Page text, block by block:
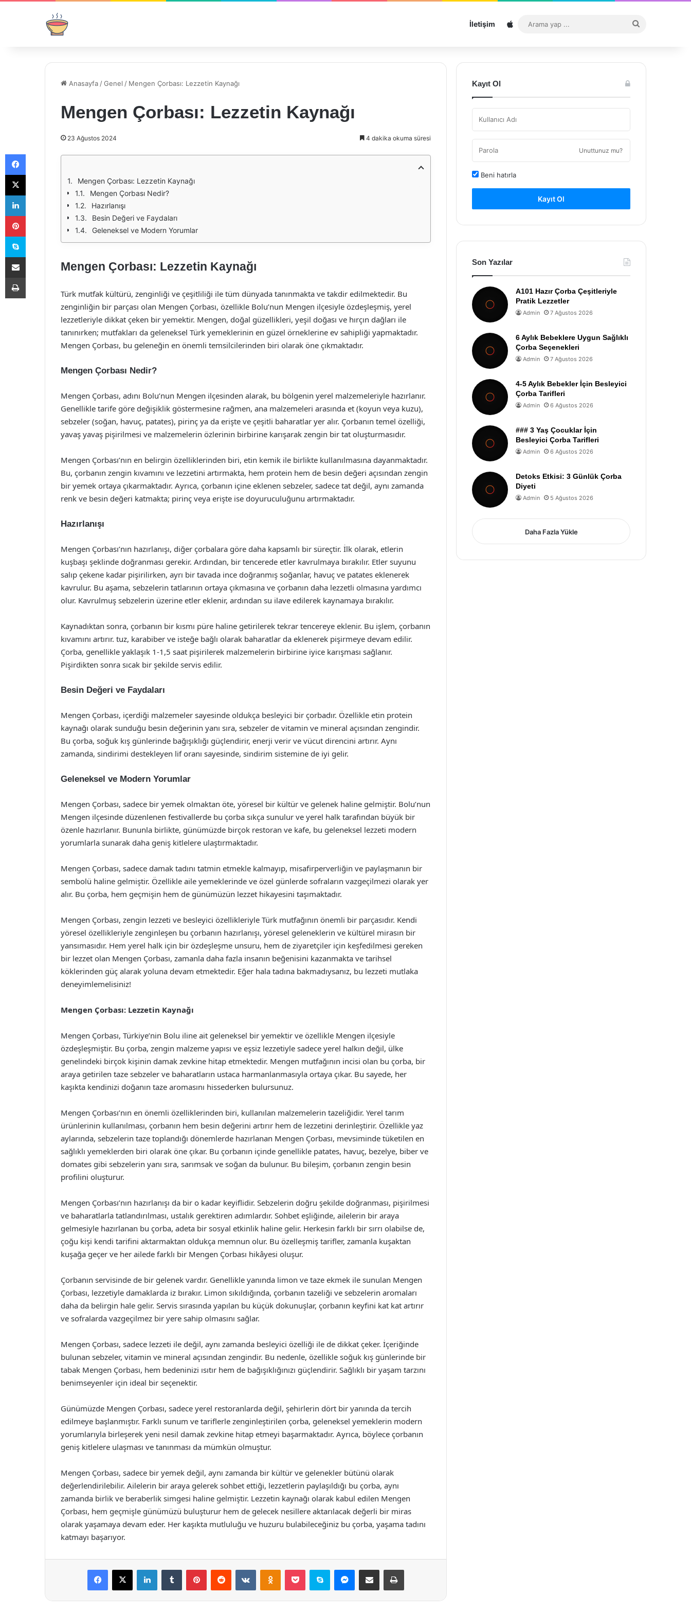
İletişim Sitemap
...
Anasayfa /Genel / Mengen Çorbası: Lezzetin Kaynağı
Mengen Çorbası: Lezzetin Kaynağı
23 Ağustos 2024 4 dakika okuma süresi
Mengen Çorbası: Lezzetin Kaynağı
Mengen Çorbası Nedir?
Hazırlanışı
Besin Değeri ve Faydaları
Geleneksel ve Modern Yorumlar
Mengen Çorbası: Lezzetin Kaynağı
Türk mutfak kültürü, zenginliği ve çeşitliliği ile tüm dünyada tanınmakta ve takdir edilmektedir. Bu
zenginliğin bir parçası olan Mengen Çorbası, özellikle Bolu’nun Mengen ilçesiyle özdeşleşmiş, yerel
lezzetleriyle dikkat çeken bir yemektir. Mengen, doğal güzellikleri, yeşil doğası ve hırçın dağları ile
tanınırken; mutfakları da geleneksel Türk yemeklerinin en güzel örneklerine ev sahipliği yapmaktadır.
Mengen Çorbası, bu geleneğin en önemli temsilcilerinden biri olarak öne çıkmaktadır.
Mengen Çorbası Nedir?
Mengen Çorbası, adını Bolu’nun Mengen ilçesinden alarak, bu bölgenin yerel malzemeleriyle hazırlanır.
Genellikle tarife göre değişiklik göstermesine rağmen, ana malzemeleri arasında et (koyun veya kuzu),
sebzeler (soğan, havuç, patates), pirinç ya da erişte ve çeşitli baharatlar yer alır. Çorbanın temel özelliği,
yavaş yavaş pişirilmesi ve malzemelerin özlerinin birbirine karışarak zengin bir tat oluşturmasıdır.
Mengen Çorbası’nın en belirgin özelliklerinden biri, etin kemik ile birlikte kullanılmasına dayanmaktadır.
Bu, çorbanın zengin kıvamını ve lezzetini artırmakta, hem protein hem de besin değeri açısından zengin
bir yemek ortaya çıkarmaktadır. Ayrıca, çorbanın içine eklenen sebzeler, sadece tat değil, aynı zamanda
renk ve besin değeri katmakta; pirinç veya erişte ise doyuruculuğunu artırmaktadır.
Hazırlanışı
Mengen Çorbası’nın hazırlanışı, diğer çorbalara göre daha kapsamlı bir süreçtir. İlk olarak, etlerin
kuşbaşı şeklinde doğranması gerekir. Ardından, bir tencerede etler kavrulmaya bırakılır. Etler suyunu
salıp çekene kadar pişirilirken, ayrı bir tavada ince doğranmış soğanlar, havuç ve patates eklenerek
kavrulur. Bu aşama, sebzelerin tatlarının ortaya çıkmasına ve çorbanın daha lezzetli olmasına yardımcı
olur. Kavrulmuş sebzelerin üzerine etler eklenir, ardından su ilave edilerek kaynamaya bırakılır.
Kaynadıktan sonra, çorbanın bir kısmı püre haline getirilerek tekrar tencereye eklenir. Bu işlem, çorbanın
kıvamını artırır. tuz, karabiber ve isteğe bağlı olarak baharatlar da eklenerek pişirmeye devam edilir.
Çorba, genellikle yaklaşık 1-1,5 saat pişirilerek malzemelerin birbirine iyice karışması sağlanır.
Pişirdikten sonra sıcak bir şekilde servis edilir.
Besin Değeri ve Faydaları
Mengen Çorbası, içerdiği malzemeler sayesinde oldukça besleyici bir çorbadır. Özellikle etin protein
kaynağı olarak sunduğu besin değerinin yanı sıra, sebzeler de vitamin ve mineral açısından zengindir.
Bu çorba, soğuk kış günlerinde bağışıklığı güçlendirir, enerji verir ve vücut direncini artırır. Aynı
zamanda, sindirimi destekleyen lif oranı sayesinde, sindirim sistemine de iyi gelir.
Geleneksel ve Modern Yorumlar
Mengen Çorbası, sadece bir yemek olmaktan öte, yöresel bir kültür ve gelenek haline gelmiştir. Bolu’nun
Mengen ilçesinde düzenlenen festivallerde bu çorba sıkça sunulur ve yerel halk tarafından büyük bir
özenle hazırlanır. Bununla birlikte, günümüzde birçok restoran ve kafe, bu geleneksel lezzeti modern
yorumlarla sunarak daha geniş kitlelere ulaştırmaktadır.
Mengen Çorbası, sadece damak tadını tatmin etmekle kalmayıp, misafirperverliğin ve paylaşmanın bir
sembolü haline gelmiştir. Özellikle aile yemeklerinde ve özel günlerde sofraların vazgeçilmezi olarak yer
alır. Bu çorba, hem geçmişin hem de günümüzün lezzet hikayesini taşımaktadır.
Mengen Çorbası, zengin lezzeti ve besleyici özellikleriyle Türk mutfağının önemli bir parçasıdır. Kendi
yöresel özellikleriyle zenginleşen bu çorbanın hazırlanışı, yöresel geleneklerin ve kültürel mirasın bir
yansımasıdır. Hem yerel halk için bir özdeşleşme unsuru, hem de ziyaretçiler için keşfedilmesi gereken
bir lezzet olan Mengen Çorbası, zamanla daha fazla insanın beğenisini kazanmakta ve tarihsel
köklerinden güç alarak yoluna devam etmektedir. Eğer hala tadına bakmadıysanız, bu lezzeti mutlaka
deneyimlemelisiniz!
Mengen Çorbası: Lezzetin Kaynağı
Mengen Çorbası, Türkiye’nin Bolu iline ait geleneksel bir yemektir ve özellikle Mengen ilçesiyle
özdeşleşmiştir. Bu çorba, zengin malzeme yapısı ve eşsiz lezzetiyle sadece yerel halkın değil, ülke
genelindeki birçok kişinin damak zevkine hitap etmektedir. Mengen mutfağının incisi olan bu çorba, bir
araya getirilen taze sebzeler ve baharatların ustaca harmanlanmasıyla ortaya çıkar. Bu sayede, her
kaşıkta kendinizi doğanın taze aromasını hissederken bulursunuz.
Mengen Çorbası’nın en önemli özelliklerinden biri, kullanılan malzemelerin tazeliğidir. Yerel tarım
ürünlerinin kullanılması, çorbanın hem besin değerini artırır hem de lezzetini derinleştirir. Özellikle yaz
aylarında, sebzelerin taze toplandığı dönemlerde hazırlanan Mengen Çorbası, mevsiminde tüketilen en
sağlıklı yemeklerden biri olarak öne çıkar. Bu çorbanın içinde genellikle patates, havuç, bezelye, biber ve
domates gibi sebzelerin yanı sıra, sarımsak ve soğan da bulunur. Bu bileşim, çorbanın zengin besin
profilini oluşturur.
Mengen Çorbası’nın hazırlanışı da bir o kadar keyiflidir. Sebzelerin doğru şekilde doğranması, pişirilmesi
ve baharatlarla tatlandırılması, ustalık gerektiren adımlardır. Sohbet eşliğinde, ailelerin bir araya
gelmesiyle hazırlanan bu çorba, adeta bir sosyal etkinlik haline gelir. Herkesin farklı bir sırrı olabilse de,
çoğu kişi kendi tarifini aktarmaktan oldukça memnun olur. Bu özelleşmiş tarifler, zamanla kuşaktan
kuşağa geçer ve her ailede farklı bir Mengen Çorbası hikâyesi oluşur.
Çorbanın servisinde de bir gelenek vardır. Genellikle yanında limon ve taze ekmek ile sunulan Mengen
Çorbası, lezzetiyle damaklarda iz bırakır. Limon sıkıldığında, çorbanın tazeliği ve sebzelerin aromaları
daha da belirgin hale gelir. Servis sırasında yapılan bu küçük dokunuşlar, çorbanın keyfini kat kat artırır
ve sofralarda vazgeçilmez bir yere sahip olmasını sağlar.
Mengen Çorbası, sadece lezzeti ile değil, aynı zamanda besleyici özelliği ile de dikkat çeker. İçeriğinde
bulunan sebzeler, vitamin ve mineral açısından zengindir. Bu nedenle, özellikle soğuk kış günlerinde bir
tabak Mengen Çorbası, hem bedeninizi ısıtır hem de bağışıklığınızı güçlendirir. Sağlıklı bir yaşam tarzını
benimseyenler için ideal bir seçenektir.
Günümüzde Mengen Çorbası, sadece yerel restoranlarda değil, şehirlerin dört bir yanında da tercih
edilmeye başlanmıştır. Farklı sunum ve tariflerle zenginleştirilen çorba, geleneksel yemeklerin modern
yorumlarıyla birleşerek yeni nesil damak zevkine hitap etmeyi başarmaktadır. Ayrıca, böylece çorbanın
geniş kitlelere ulaşması ve tanınması da mümkün olmuştur.
Mengen Çorbası, sadece bir yemek değil, aynı zamanda bir kültür ve gelenekler bütünü olarak
değerlendirilebilir. Ailelerin bir araya gelerek sohbet ettiği, lezzetlerin paylaşıldığı bu çorba, aynı
zamanda birlik ve beraberlik simgesi haline gelmiştir. Lezzetin kaynağı olarak kabul edilen Mengen
Çorbası, hem geçmişle günümüzü buluşturur hem de gelecek nesillere aktarılacak değerli bir miras
olarak yaşamaya devam eder. Her kaşıkta mutluluğu ve huzuru bulabileceğiniz bu çorba, yaşama tadını
katmayı başarıyor.
Facebook
X LinkedInTumblr PinterestReddit VKontakteOdnoklassniki
Pocket Skype Messenger
E-Posta ile paylaş Yazdır
Kayıt Ol
Unuttunuz mu?
Beni hatırla
Kayıt Ol
Son Yazılar
A101 Hazır Çorba Çeşitleriyle
Pratik Lezzetler
Admin 7 Ağustos 2026
6 Aylık Bebeklere Uygun Sağlıklı
Çorba Seçenekleri
Admin 7 Ağustos 2026
4-5 Aylık Bebekler İçin Besleyici
Çorba Tarifleri
Admin 6 Ağustos 2026
### 3 Yaş Çocuklar İçin
Besleyici Çorba Tarifleri
Admin 6 Ağustos 2026
Detoks Etkisi: 3 Günlük Çorba
Diyeti
Admin 5 Ağustos 2026
Daha Fazla Yükle
Facebook
X
LinkedIn
Pinterest
Skype
E-Posta ile paylaş